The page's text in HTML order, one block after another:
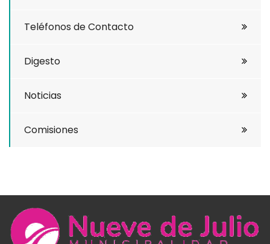
Teléfonos de Contacto
Digesto
Noticias
Comisiones